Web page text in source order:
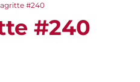
#240
#240